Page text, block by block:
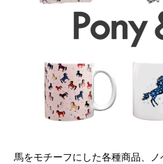
馬をモチーフにした各種商品、